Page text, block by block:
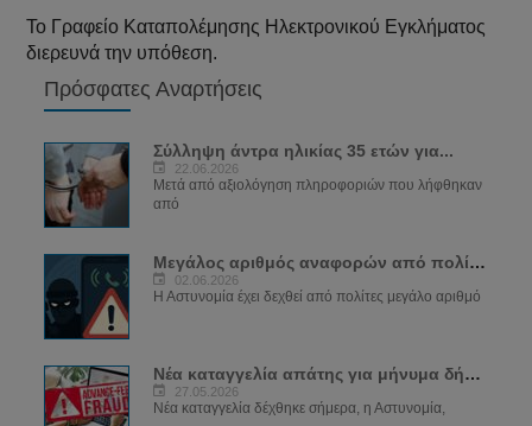
Το Γραφείο Καταπολέμησης Ηλεκτρονικού Εγκλήματος
διερευνά την υπόθεση.
Πρόσφατες Αναρτήσεις
Σύλληψη άντρα ηλικίας 35 ετών για...
22.06.2026
Μετά από αξιολόγηση πληροφοριών που λήφθηκαν
από
Μεγάλος αριθμός αναφορών από πολίτες για...
02.06.2026
Η Αστυνομία έχει δεχθεί από πολίτες μεγάλο αριθμό
Νέα καταγγελία απάτης για μήνυμα δήθεν...
27.05.2026
Νέα καταγγελία δέχθηκε σήμερα, η Αστυνομία,